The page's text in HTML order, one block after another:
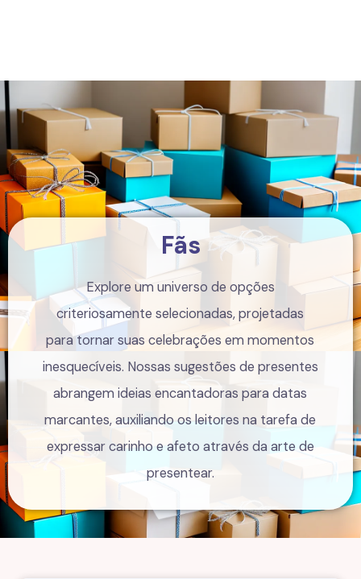
Fãs
Explore um universo de opções
criteriosamente selecionadas, projetadas
para tornar suas celebrações em momentos
inesquecíveis. Nossas sugestões de presentes
abrangem ideias encantadoras para datas
marcantes, auxiliando os leitores na tarefa de
expressar carinho e afeto através da arte de
presentear.